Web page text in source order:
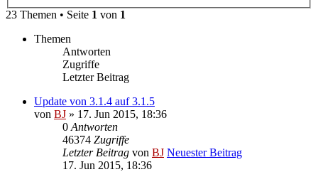
23 Themen • Seite 1 von 1
Themen
Antworten
Zugriffe
Letzter Beitrag
Update von 3.1.4 auf 3.1.5
von BJ » 17. Jun 2015, 18:36
0 Antworten
46374 Zugriffe
Letzter Beitrag von BJ Neuester Beitrag
17. Jun 2015, 18:36